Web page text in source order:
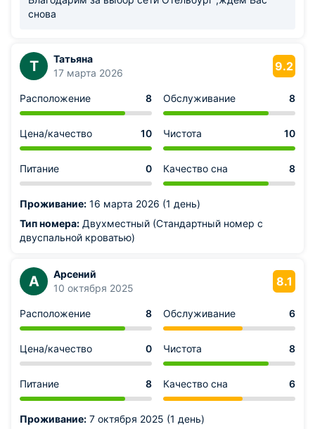
снова
Т
Татьяна
17 марта 2026
9.2
Расположение 8 Обслуживание 8
Цена/качество 10 Чистота 10
Питание 0 Качество сна 8
Проживание: 16 марта 2026 (1 день)
Тип номера: Двухместный (Стандартный номер с
двуспальной кроватью)
А
Арсений
10 октября 2025
8.1
Расположение 8 Обслуживание 6
Цена/качество 0 Чистота 8
Питание 8 Качество сна 6
Проживание: 7 октября 2025 (1 день)